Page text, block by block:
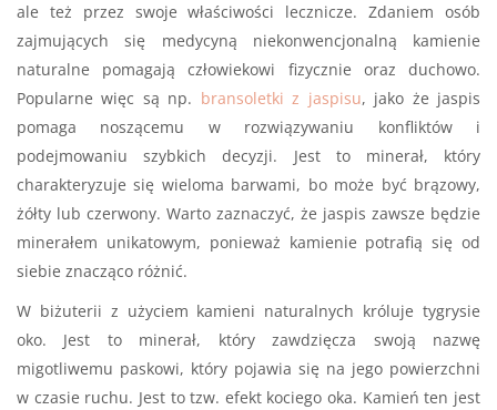
ale też przez swoje właściwości lecznicze. Zdaniem osób
zajmujących się medycyną niekonwencjonalną kamienie
naturalne pomagają człowiekowi fizycznie oraz duchowo.
Popularne więc są np. bransoletki z jaspisu, jako że jaspis
pomaga noszącemu w rozwiązywaniu konfliktów i
podejmowaniu szybkich decyzji. Jest to minerał, który
charakteryzuje się wieloma barwami, bo może być brązowy,
żółty lub czerwony. Warto zaznaczyć, że jaspis zawsze będzie
minerałem unikatowym, ponieważ kamienie potrafią się od
siebie znacząco różnić.
W biżuterii z użyciem kamieni naturalnych króluje tygrysie
oko. Jest to minerał, który zawdzięcza swoją nazwę
migotliwemu paskowi, który pojawia się na jego powierzchni
w czasie ruchu. Jest to tzw. efekt kociego oka. Kamień ten jest